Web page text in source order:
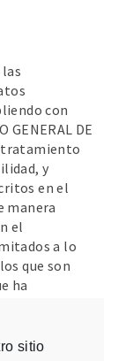
con
GENERAL DE
tratamiento
y
en el
manera
el
a lo
que son
ha
los derechos
sitio